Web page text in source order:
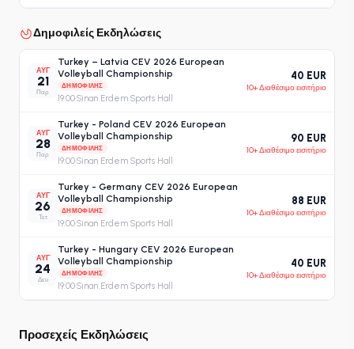
Δημοφιλείς Εκδηλώσεις
ΑΥΓ
21
Παρ
Turkey – Latvia CEV 2026 European
Volleyball Championship
ΔΗΜΟΦΙΛΉΣ
19:00·Sinan Erdem Sports Hall
40 EUR
10+ Διαθέσιμο εισιτήριο
ΑΥΓ
28
Παρ
Turkey - Poland CEV 2026 European
Volleyball Championship
ΔΗΜΟΦΙΛΉΣ
19:00·Sinan Erdem Sports Hall
90 EUR
10+ Διαθέσιμο εισιτήριο
ΑΥΓ
26
Τετ
Turkey - Germany CEV 2026 European
Volleyball Championship
ΔΗΜΟΦΙΛΉΣ
19:00·Sinan Erdem Sports Hall
88 EUR
10+ Διαθέσιμο εισιτήριο
ΑΥΓ
24
Δευ
Turkey - Hungary CEV 2026 European
Volleyball Championship
ΔΗΜΟΦΙΛΉΣ
19:00·Sinan Erdem Sports Hall
40 EUR
10+ Διαθέσιμο εισιτήριο
Προσεχείς Εκδηλώσεις